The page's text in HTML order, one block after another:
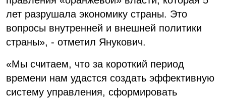
лет разрушала экономику страны. Это
вопросы внутренней и внешней политики
страны», - отметил Янукович.
«Мы считаем, что за короткий период
времени нам удастся создать эффективную
систему управления, сформировать